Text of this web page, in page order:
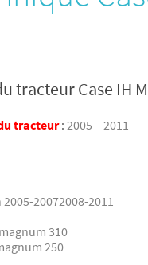
tracteur Case IH
tracteur: 2005 – 2011
20072008-2011
310
250